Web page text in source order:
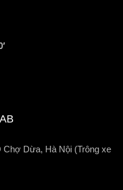
Dừa, Hà Nội (Trông xe